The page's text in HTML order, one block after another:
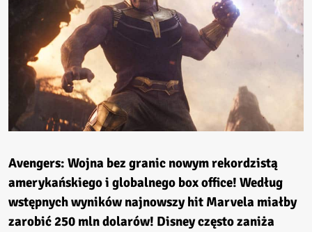
Avengers: Wojna bez granic nowym rekordzistą
amerykańskiego i globalnego box office! Według
wstępnych wyników najnowszy hit Marvela miałby
zarobić 250 mln dolarów! Disney często zaniża